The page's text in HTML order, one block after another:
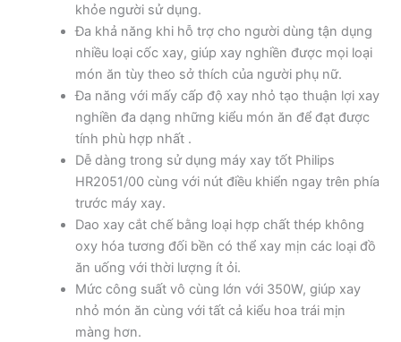
khỏe người sử dụng.
Đa khả năng khi hỗ trợ cho người dùng tận dụng
nhiều loại cốc xay, giúp xay nghiền được mọi loại
món ăn tùy theo sở thích của người phụ nữ.
Đa năng với mấy cấp độ xay nhỏ tạo thuận lợi xay
nghiền đa dạng những kiểu món ăn để đạt được
tính phù hợp nhất .
Dễ dàng trong sử dụng máy xay tốt Philips
HR2051/00 cùng với nút điều khiển ngay trên phía
trước máy xay.
Dao xay cắt chế bằng loại hợp chất thép không
oxy hóa tương đối bền có thể xay mịn các loại đồ
ăn uống với thời lượng ít ỏi.
Mức công suất vô cùng lớn với 350W, giúp xay
nhỏ món ăn cùng với tất cả kiểu hoa trái mịn
màng hơn.